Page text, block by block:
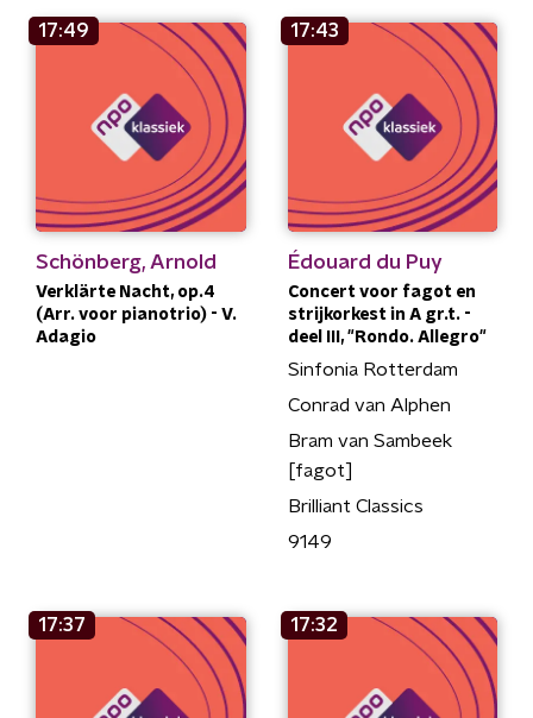
17:49
Schönberg, Arnold
Verklärte Nacht, op.4
(Arr. voor pianotrio) - V.
Adagio
17:43
Édouard du Puy
Concert voor fagot en
strijkorkest in A gr.t. -
deel III, "Rondo. Allegro"
Sinfonia Rotterdam
Conrad van Alphen
Bram van Sambeek
[fagot]
Brilliant Classics
9149
17:37 17:32